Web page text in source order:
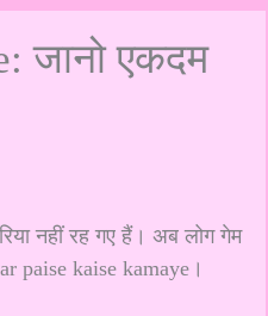
जानो एकदम
नहीं रह गए हैं। अब लोग गेम
paise kaise kamaye।